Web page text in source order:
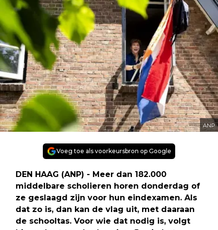
ANP
Voeg toe als voorkeursbron op Google
DEN HAAG (ANP) - Meer dan 182.000
middelbare scholieren horen donderdag of
ze geslaagd zijn voor hun eindexamen. Als
dat zo is, dan kan de vlag uit, met daaraan
de schooltas. Voor wie dat nodig is, volgt